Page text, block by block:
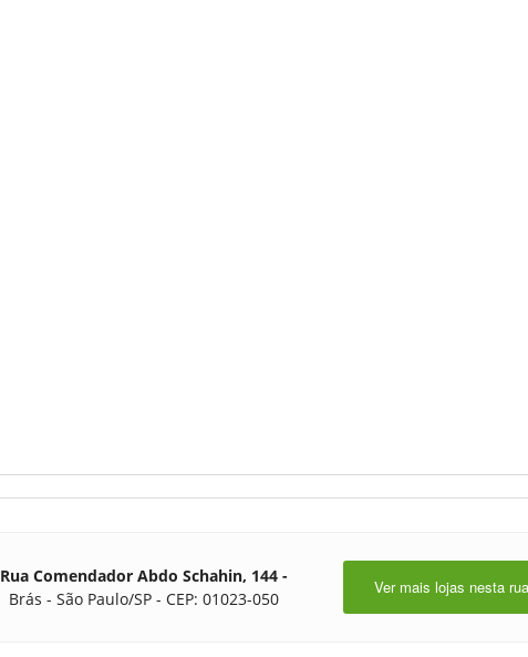
Rua Comendador Abdo Schahin, 144 -
Brás - São Paulo/SP - CEP: 01023-050
Ver mais lojas nesta rua